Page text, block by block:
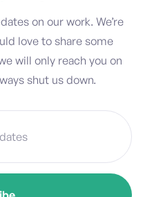
on our work. We’re
love to share some
will only reach you on
shut us down.